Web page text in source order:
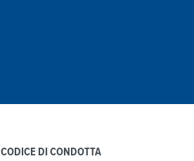
CODICE DI CONDOTTA